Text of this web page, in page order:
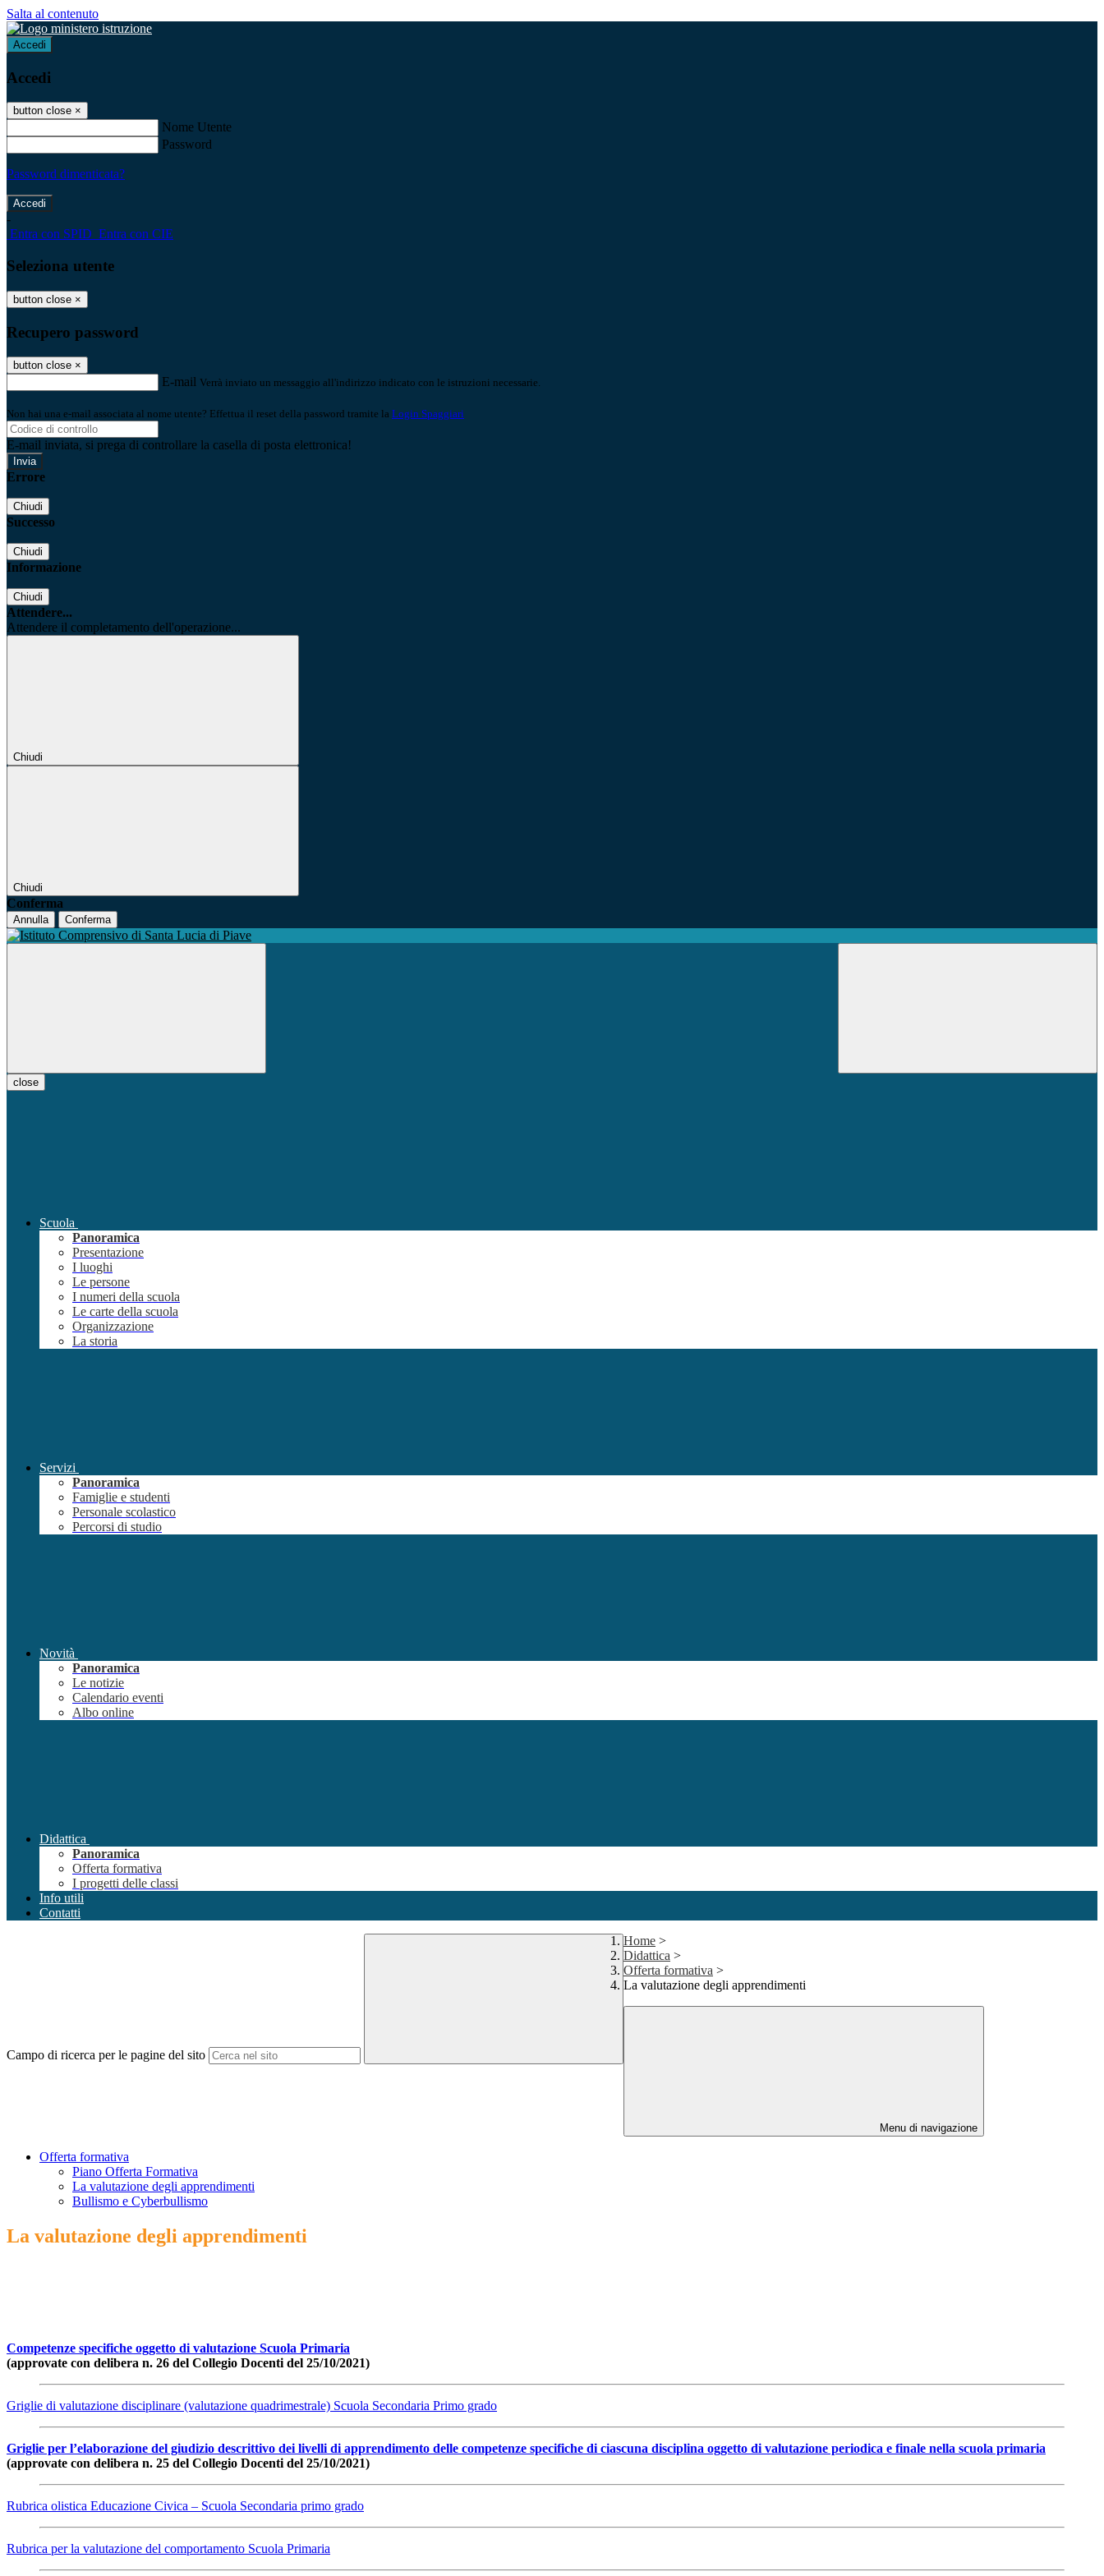
Salta al contenuto
Accedi
Accedi
button close ×
Nome Utente
Password
Password dimenticata?
-
Entra con SPID Entra con CIE
Seleziona utente
button close ×
Recupero password
button close ×
E-mail Verrà inviato un messaggio all'indirizzo indicato con le istruzioni necessarie.
Non hai una e-mail associata al nome utente? Effettua il reset della password tramite la Login Spaggiari
E-mail inviata, si prega di controllare la casella di posta elettronica!
Errore
Chiudi
Successo
Chiudi
Informazione
Chiudi
Attendere...
Attendere il completamento dell'operazione...
Chiudi
Chiudi
Conferma
Annulla Conferma
close
Scuola
Panoramica
Presentazione
I luoghi
Le persone
I numeri della scuola
Le carte della scuola
Organizzazione
La storia
Servizi
Panoramica
Famiglie e studenti
Personale scolastico
Percorsi di studio
Novità
Panoramica
Le notizie
Calendario eventi
Albo online
Didattica
Panoramica
Offerta formativa
I progetti delle classi
Info utili
Contatti
Campo di ricerca per le pagine del sito
Home >
Didattica >
Offerta formativa >
La valutazione degli apprendimenti
Menu di navigazione
Offerta formativa
Piano Offerta Formativa
La valutazione degli apprendimenti
Bullismo e Cyberbullismo
La valutazione degli apprendimenti
Competenze specifiche oggetto di valutazione Scuola Primaria
(approvate con delibera n. 26 del Collegio Docenti del 25/10/2021)
Griglie di valutazione disciplinare (valutazione quadrimestrale) Scuola Secondaria Primo grado
Griglie per l’elaborazione del giudizio descrittivo dei livelli di apprendimento delle competenze specifiche di ciascuna disciplina oggetto di valutazione periodica e finale nella scuola primaria
(approvate con delibera n. 25 del Collegio Docenti del 25/10/2021)
Rubrica olistica Educazione Civica – Scuola Secondaria primo grado
Rubrica per la valutazione del comportamento Scuola Primaria